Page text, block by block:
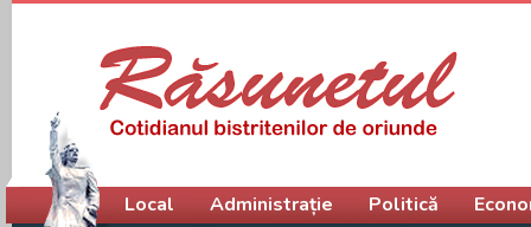
Meniu principal
Local Administrație Politică